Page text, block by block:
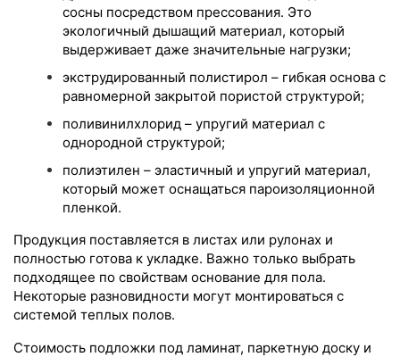
сосны посредством прессования. Это
экологичный дышащий материал, который
выдерживает даже значительные нагрузки;
экструдированный полистирол – гибкая основа с
равномерной закрытой пористой структурой;
поливинилхлорид – упругий материал с
однородной структурой;
полиэтилен – эластичный и упругий материал,
который может оснащаться пароизоляционной
пленкой.
Продукция поставляется в листах или рулонах и
полностью готова к укладке. Важно только выбрать
подходящее по свойствам основание для пола.
Некоторые разновидности могут монтироваться с
системой теплых полов.
Стоимость подложки под ламинат, паркетную доску и